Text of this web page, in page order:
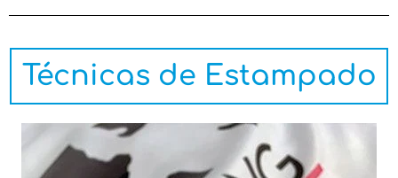
Técnicas de Estampado